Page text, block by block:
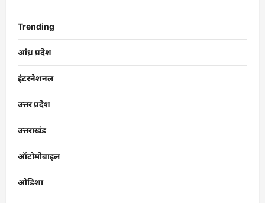
Trending
आंध्र प्रदेश
इंटरनेशनल
उत्तर प्रदेश
उत्तराखंड
ऑटोमोबाइल
ओडिशा